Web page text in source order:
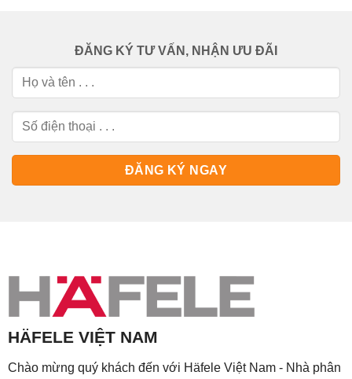
ĐĂNG KÝ TƯ VẤN, NHẬN ƯU ĐÃI
HÄFELE VIỆT NAM
Chào mừng quý khách đến với Häfele Việt Nam - Nhà phân